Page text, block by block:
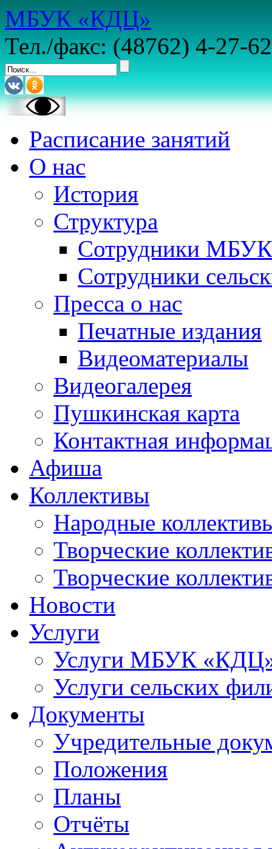
МБУК «КДЦ»
Тел./факс: (48762) 4-27-62
Расписание занятий
О нас
История
Структура
Сотрудники
Сотрудники
Пресса о нас
Печатные издания
Видеоматериалы
Видеогалерея
Пушкинская карта
Контактная
Афиша
Коллективы
Народные
Творческие
Творческие
Новости
Услуги
Услуги МБУК
Услуги сельских
Документы
Учредительные
Положения
Планы
Отчёты